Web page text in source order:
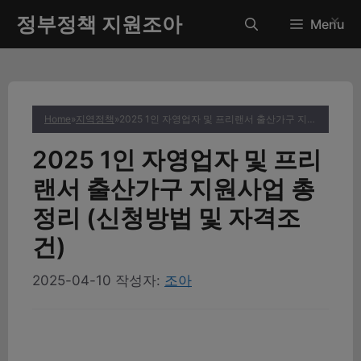
츠
정부정책 지원조아 Menu
Home»지역정책 » 2025 1인 자영업자 및 프리랜서 출산가구 지원사업 총정리 (신청방법 및 자격조건)
2025 1인 자영업자 및 프리
랜서 출산가구 지원사업 총
정리 (신청방법 및 자격조
건)
2025-04-10 작성자: 조아
✕